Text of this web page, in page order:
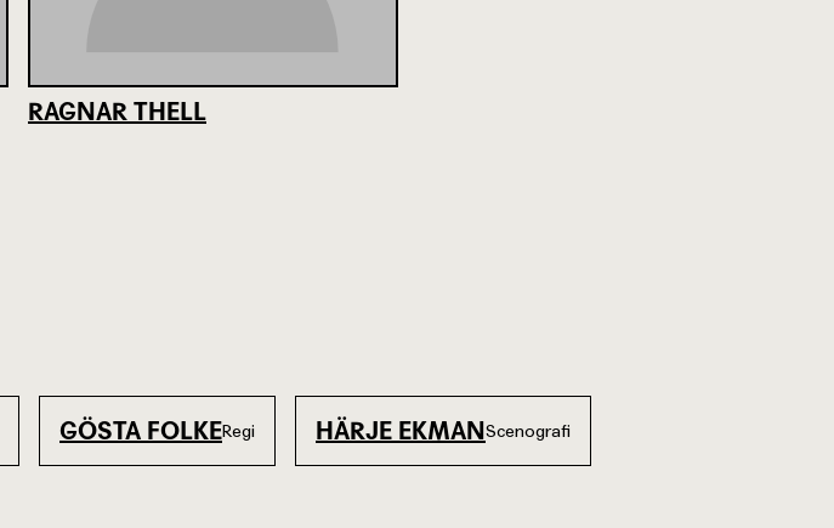
RAGNAR THELL
GÖSTA FOLKERegi HÄRJE EKMANScenografi